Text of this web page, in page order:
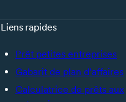
Liens rapides
Prêt petites entreprises
Gabarit de plan d’affaires
Calculatrice de prêts aux